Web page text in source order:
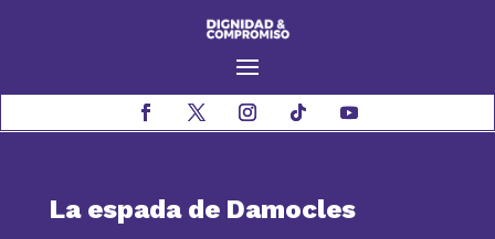
La espada de Damocles